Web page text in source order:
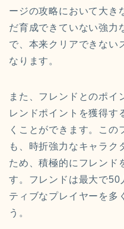
ージの攻略において大き
だ育成できていない強力
で、本来クリアできない
なります。
また、フレンドとのポイ
レンドポイントを獲得す
くことができます。この
も、時折強力なキャラク
ため、積極的にフレンド
す。フレンドは最大で50
ティブなプレイヤーを多
う。